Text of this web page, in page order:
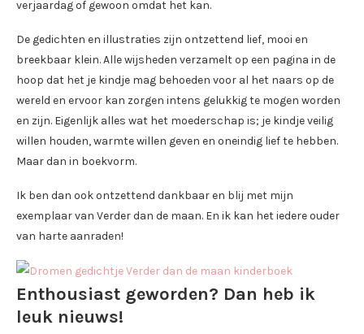
verjaardag of gewoon omdat het kan.
De gedichten en illustraties zijn ontzettend lief, mooi en
breekbaar klein. Alle wijsheden verzamelt op een pagina in de
hoop dat het je kindje mag behoeden voor al het naars op de
wereld en ervoor kan zorgen intens gelukkig te mogen worden
en zijn. Eigenlijk alles wat het moederschap is; je kindje veilig
willen houden, warmte willen geven en oneindig lief te hebben.
Maar dan in boekvorm.
Ik ben dan ook ontzettend dankbaar en blij met mijn
exemplaar van Verder dan de maan. En ik kan het iedere ouder
van harte aanraden!
Enthousiast geworden? Dan heb ik
leuk nieuws!